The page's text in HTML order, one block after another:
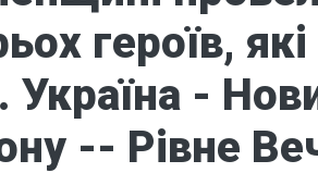
героїв,
Україна -
-- Рівне